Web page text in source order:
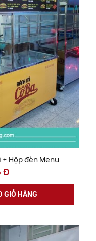
Hộp đèn Menu
Đ
GIỎ HÀNG